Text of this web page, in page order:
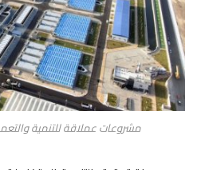
مشروعات عملاقة للتنمية